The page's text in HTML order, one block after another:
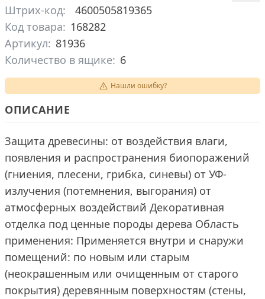
Штрих-код:
4600505819365
Код товара: 168282
Артикул: 81936
Количество в ящике: 6
Нашли ошибку?
ОПИСАНИЕ
Защита древесины: от воздействия влаги,
появления и распространения биопоражений
(гниения, плесени, грибка, синевы) от УФ-
излучения (потемнения, выгорания) от
атмосферных воздействий Декоративная
отделка под ценные породы дерева Область
применения: Применяется внутри и снаружи
помещений: по новым или старым
(неокрашенным или очищенным от старого
покрытия) деревянным поверхностям (стены,